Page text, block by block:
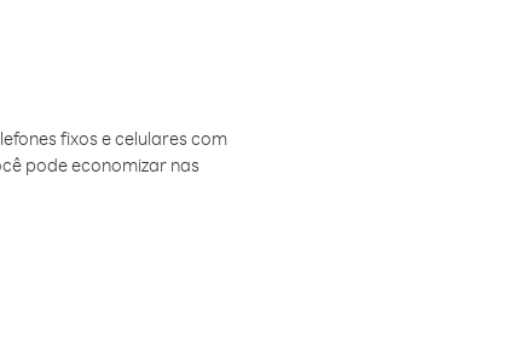
fixos e celulares com
pode economizar nas